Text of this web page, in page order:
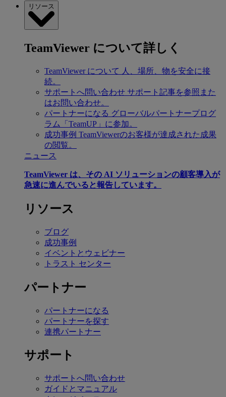
リソース
TeamViewer について詳しく
TeamViewer について 人、場所、物を安全に接
続。
サポートへ問い合わせ サポート記事を参照また
はお問い合わせ。
パートナーになる グローバルパートナープログ
ラム「TeamUP」に参加。
成功事例 TeamViewerのお客様が達成された成果
の閲覧。
ニュース
TeamViewer は、その AI ソリューションの顧客導入が
急速に進んでいると報告しています。
リソース
ブログ
成功事例
イベントとウェビナー
トラスト センター
パートナー
パートナーになる
パートナーを探す
連携パートナー
サポート
サポートへ問い合わせ
ガイドとマニュアル